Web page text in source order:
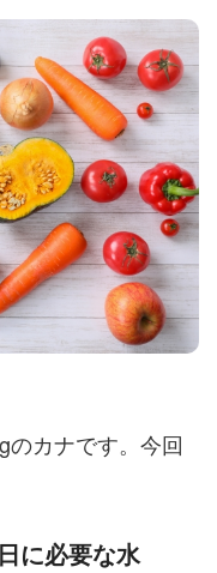
カナです。今回
に必要な水